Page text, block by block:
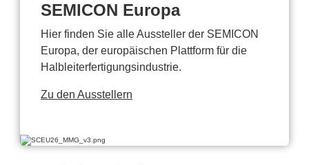
SEMICON Europa
Hier finden Sie alle Aussteller der SEMICON
Europa, der europäischen Plattform für die
Halbleiterfertigungsindustrie.
Zu den Ausstellern